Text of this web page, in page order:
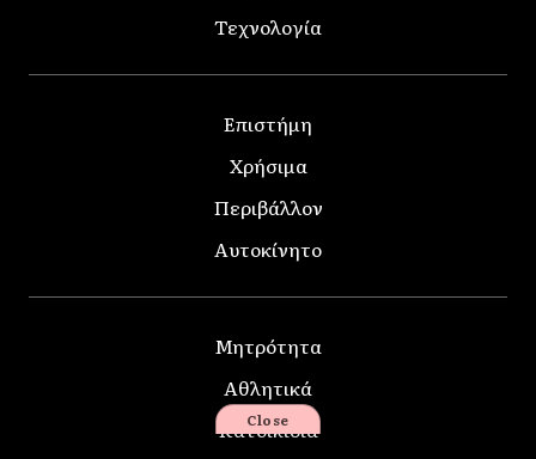
Τεχνολογία
Επιστήμη
Χρήσιμα
Περιβάλλον
Αυτοκίνητο
Μητρότητα
Αθλητικά
Κατοικίδια
Close